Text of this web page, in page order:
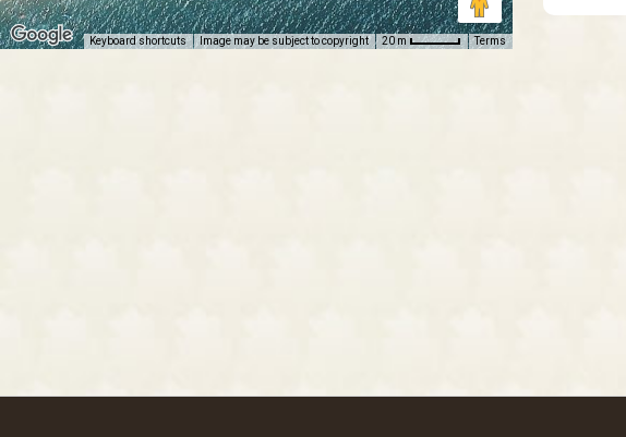
Keyboard shortcuts Image may be subject to copyright 20 m Terms